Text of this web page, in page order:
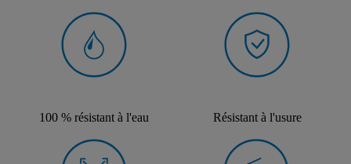
100 % résistant à l'eau Résistant à l'usure